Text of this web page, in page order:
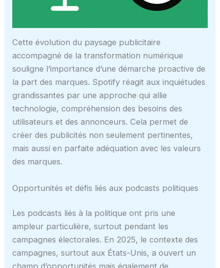
Cette évolution du paysage publicitaire
accompagné de la transformation numérique
souligne l’importance d’une démarche proactive de
la part des marques. Spotify réagit aux inquiétudes
grandissantes par une approche qui allie
technologie, compréhension des besoins des
utilisateurs et des annonceurs. Cela permet de
créer des publicités non seulement pertinentes,
mais aussi en parfaite adéquation avec les valeurs
des marques.
Opportunités et défis liés aux podcasts politiques
Les podcasts liés à la politique ont pris une
ampleur particulière, surtout pendant les
campagnes électorales. En 2025, le contexte des
campagnes, surtout aux États-Unis, a ouvert un